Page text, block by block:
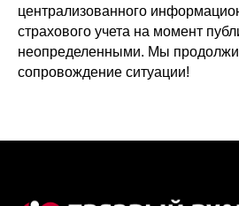
централизованного
страхового учета на момент
неопределенными. Мы
сопровождение ситуации!